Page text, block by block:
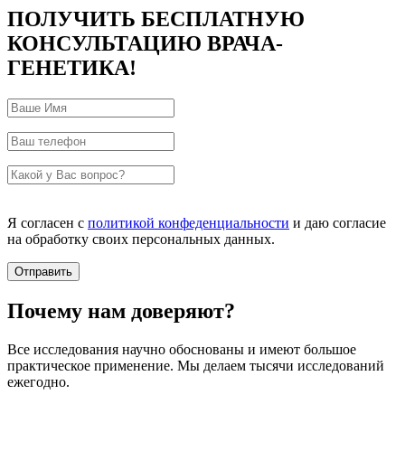
ПОЛУЧИТЬ БЕСПЛАТНУЮ
КОНСУЛЬТАЦИЮ ВРАЧА-
ГЕНЕТИКА!
Я согласен с политикой конфеденциальности и даю согласие
на обработку своих персональных данных.
Почему нам доверяют?
Все исследования научно обоснованы и имеют большое
практическое применение. Мы делаем тысячи исследований
ежегодно.